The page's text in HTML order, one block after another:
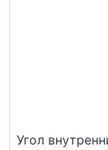
Угол